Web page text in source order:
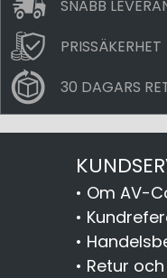
SNABB
PRISSÄKERHET
30 DAGARS
• Om AV-
•
•
• Retur